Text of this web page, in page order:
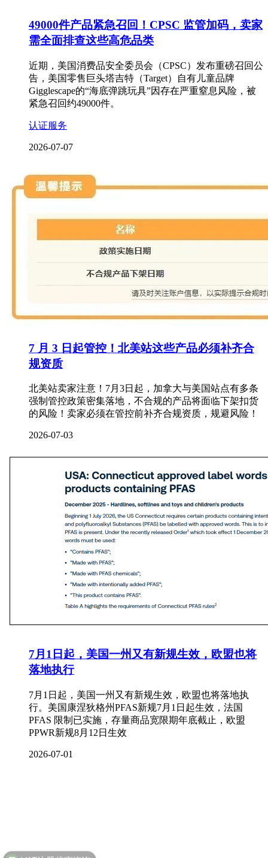
49000件产品紧急召回！CPSC 监管加码，卖家
需全面排查这些高危品类
近期，美国消费品安全委员会（CPSC）发布重磅召回公
告，美国零售巨头塔吉特（Target）自有儿童品牌
Gigglescape的“海底弹跳玩具”因存在严重窒息风险，被
紧急召回约49000件。
认证服务
2026-07-07
7 月 3 日起管控！北美站这些产品必须补齐合
规资质
北美站卖家注意！7月3日起，加拿大与美国站点有多条
强制管控政策密集落地，不合规的产品将面临下架扣货
的风险！卖家必须在管控前补齐合规资质，规避风险！
2026-07-03
7月1日起，美国一州又有新规生效，欧盟也将
落地执行
7月1日起，美国一州又有新规生效，欧盟也将落地执
行。美国康涅狄格州PFAS新规7月1日起生效，法国
PFAS 限制已实施，存量商品宽限期年底截止，欧盟
PPWR新规8月12日生效
2026-07-01